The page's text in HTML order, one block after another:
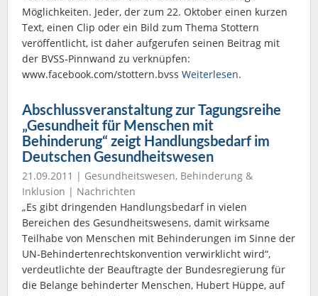
Möglichkeiten. Jeder, der zum 22. Oktober einen kurzen
Text, einen Clip oder ein Bild zum Thema Stottern
veröffentlicht, ist daher aufgerufen seinen Beitrag mit
der BVSS-Pinnwand zu verknüpfen:
www.facebook.com/stottern.bvss Weiterlesen.
Abschlussveranstaltung zur Tagungsreihe
„Gesundheit für Menschen mit
Behinderung“ zeigt Handlungsbedarf im
Deutschen Gesundheitswesen
21.09.2011 | Gesundheitswesen, Behinderung &
Inklusion | Nachrichten
„Es gibt dringenden Handlungsbedarf in vielen
Bereichen des Gesundheitswesens, damit wirksame
Teilhabe von Menschen mit Behinderungen im Sinne der
UN-Behindertenrechtskonvention verwirklicht wird“,
verdeutlichte der Beauftragte der Bundesregierung für
die Belange behinderter Menschen, Hubert Hüppe, auf